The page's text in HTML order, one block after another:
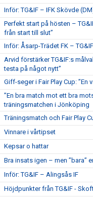
Inför: TG&IF – IFK Skövde
Perfekt start på hösten –
från start till slut”
Inför: Åsarp-Trädet FK – TG&IF
Arvid förstärker TG&IF:s
testa på något nytt”
Giff-seger i Fair Play Cup: ”En
”En bra match mot ett bra
träningsmatchen i Jönköping
Träningsmatch och Fair Play
Vinnare i vårtipset
Kepsar o hattar
Bra insats igen – men ”bara”
Inför: TG&IF – Alingsås IF
Höjdpunkter från TG&IF -